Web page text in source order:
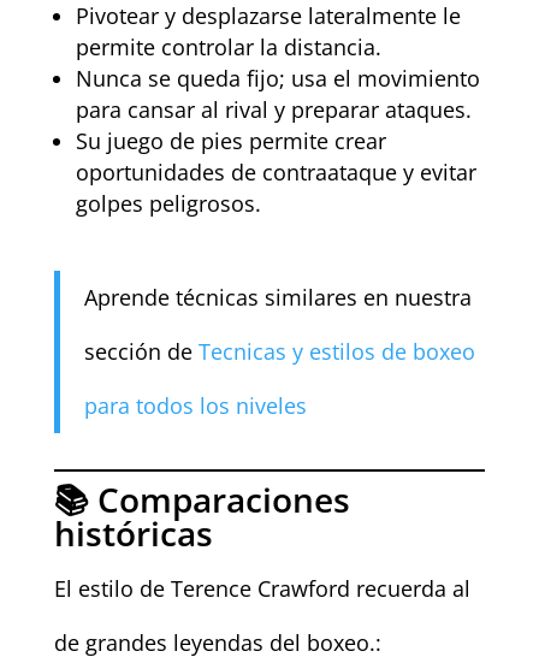
Pivotear y desplazarse lateralmente le
permite controlar la distancia.
Nunca se queda fijo; usa el movimiento
para cansar al rival y preparar ataques.
Su juego de pies permite crear
oportunidades de contraataque y evitar
golpes peligrosos.
Aprende técnicas similares en nuestra
sección de Tecnicas y estilos de boxeo
para todos los niveles
📚 Comparaciones
históricas
El estilo de Terence Crawford recuerda al
de grandes leyendas del boxeo.: